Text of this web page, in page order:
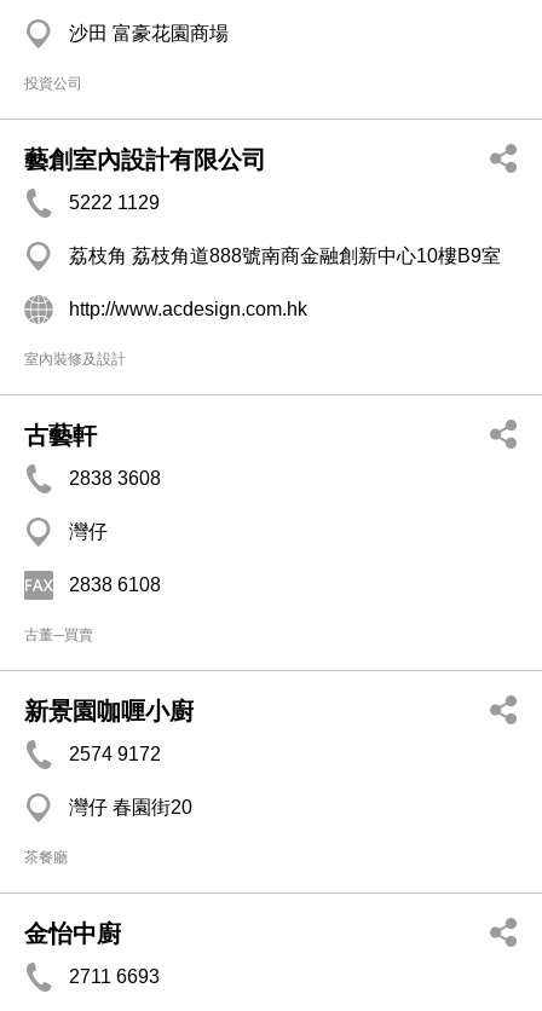
沙田 富豪花園商場
投資公司
藝創室內設計有限公司
5222 1129
荔枝角 荔枝角道888號南商金融創新中心10樓B9室
http://www.acdesign.com.hk
室內裝修及設計
古藝軒
2838 3608
灣仔
2838 6108
古董─買賣
新景園咖喱小廚
2574 9172
灣仔 春園街20
茶餐廳
金怡中廚
2711 6693